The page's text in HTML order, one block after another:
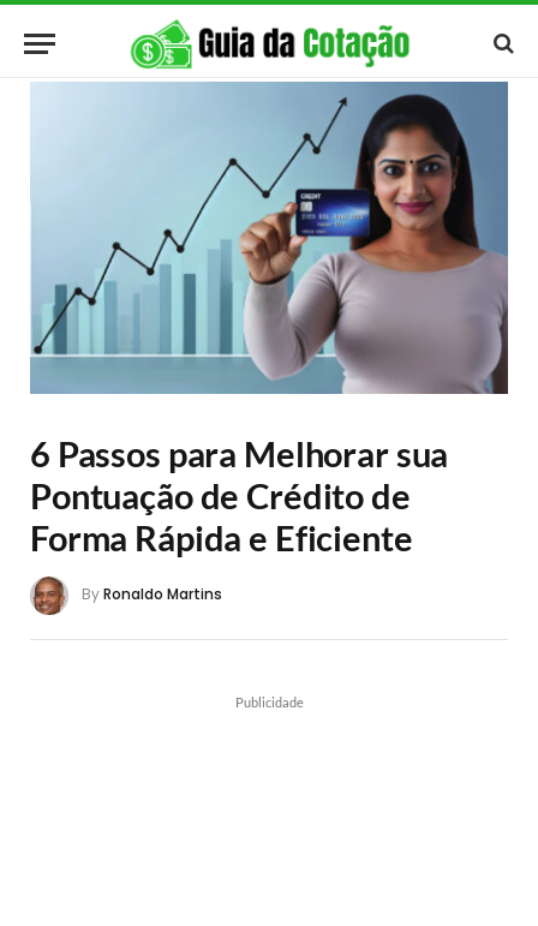
6 Passos para Melhorar sua
Pontuação de Crédito de
Forma Rápida e Eficiente
ByRonaldo Martins
Publicidade